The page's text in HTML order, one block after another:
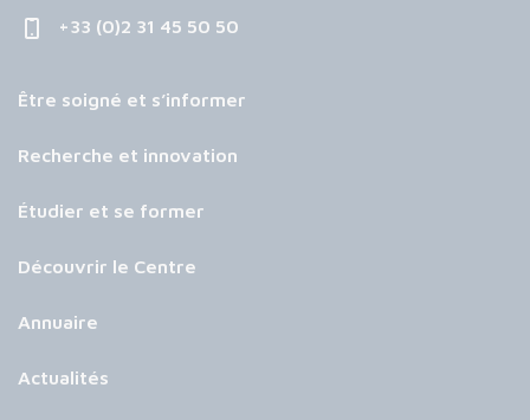
+33 (0)2 31 45 50 50
Être soigné et s’informer
Recherche et innovation
Étudier et se former
Découvrir le Centre
Annuaire
Actualités